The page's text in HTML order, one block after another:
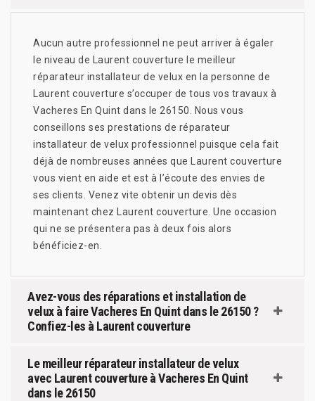
Aucun autre professionnel ne peut arriver à égaler
le niveau de Laurent couverture le meilleur
réparateur installateur de velux en la personne de
Laurent couverture s’occuper de tous vos travaux à
Vacheres En Quint dans le 26150. Nous vous
conseillons ses prestations de réparateur
installateur de velux professionnel puisque cela fait
déjà de nombreuses années que Laurent couverture
vous vient en aide et est à l’écoute des envies de
ses clients. Venez vite obtenir un devis dès
maintenant chez Laurent couverture. Une occasion
qui ne se présentera pas à deux fois alors
bénéficiez-en.
Avez-vous des réparations et installation de
velux à faire Vacheres En Quint dans le 26150 ?
Confiez-les à Laurent couverture
Le meilleur réparateur installateur de velux
avec Laurent couverture à Vacheres En Quint
dans le 26150